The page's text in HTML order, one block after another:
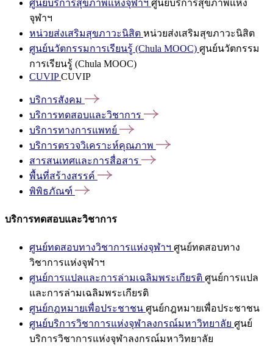
ศูนย์บริการสุขภาพแห่งจุฬาฯ ศูนย์บริการสุขภาพแห่ง
จุฬาฯ
หน่วยส่งเสริมสุขภาวะนิสิต หน่วยส่งเสริมสุขภาวะนิสิต
ศูนย์นวัตกรรมการเรียนรู้ (Chula MOOC) ศูนย์นวัตกรรม
การเรียนรู้ (Chula MOOC)
CUVIPCUVIP
บริการสังคม
บริการทดสอบและวิชาการ
บริการทางการแพทย์
บริการตรวจวิเคราะห์คุณภาพ
สารสนเทศและการสื่อสาร
พื้นที่สร้างสรรค์
พิพิธภัณฑ์
บริการทดสอบและวิชาการ
ศูนย์ทดสอบทางวิชาการแห่งจุฬาฯ ศูนย์ทดสอบทาง
วิชาการแห่งจุฬาฯ
ศูนย์การแปลและการล่ามเฉลิมพระเกียรติ ศูนย์การแปล
และการล่ามเฉลิมพระเกียรติ
ศูนย์กฎหมายเพื่อประชาชน ศูนย์กฎหมายเพื่อประชาชน
ศูนย์บริการวิชาการแห่งจุฬาลงกรณ์มหาวิทยาลัย ศูนย์
บริการวิชาการแห่งจุฬาลงกรณ์มหาวิทยาลัย